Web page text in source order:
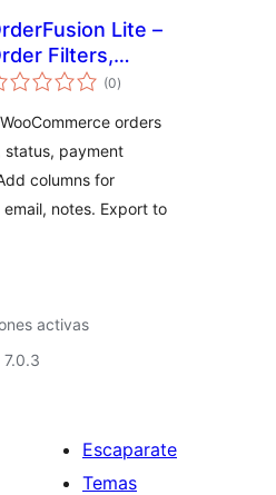
Lite –
Filters,
& Export
(0total
de
)
orders
status, payment
columns for
notes. Export to
activas
Escaparate
Temas